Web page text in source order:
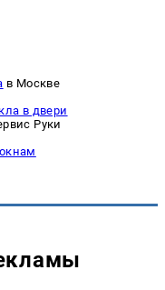
в Москве
в двери
Руки